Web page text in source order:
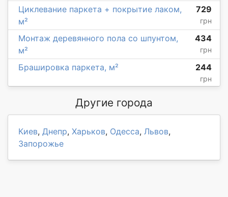
Циклевание паркета + покрытие лаком,
м²
729
грн
Монтаж деревянного пола со шпунтом,
м²
434
грн
Брашировка паркета, м² 244
грн
Другие города
Киев, Днепр, Харьков, Одесса, Львов,
Запорожье